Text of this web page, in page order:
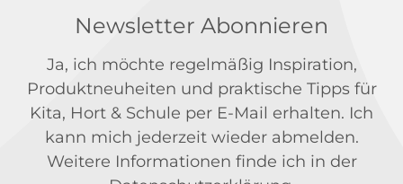
Newsletter Abonnieren
Ja, ich möchte regelmäßig Inspiration,
Produktneuheiten und praktische Tipps für
Kita, Hort & Schule per E-Mail erhalten. Ich
kann mich jederzeit wieder abmelden.
Weitere Informationen finde ich in der